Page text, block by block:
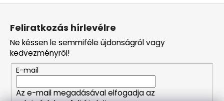
L
Feliratkozás hírlevélre
Ne késsen le semmiféle újdonságról vagy
kedvezményről!
E-mail
Az e-mail megadásával elfogadja az